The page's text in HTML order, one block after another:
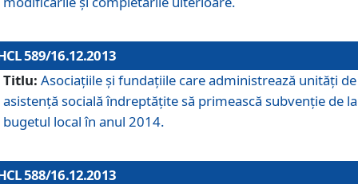
589/16.12.2013
Titlu: Asociaţiile şi fundaţiile care administrează unităţi de
asistenţă socială îndreptăţite să primească subvenţie de la
bugetul local în anul 2014.
588/16.12.2013